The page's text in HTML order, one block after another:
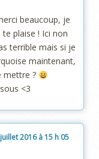
beaucoup, je
plaise ! Ici non
terrible mais si je
maintenant,
mettre ?
<3
2016 à 15 h 05